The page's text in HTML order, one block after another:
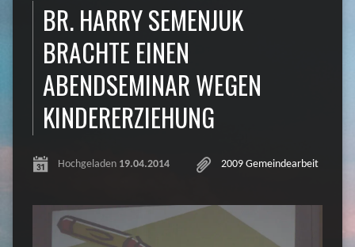
BR. HARRY SEMENJUK
BRACHTE EINEN
ABENDSEMINAR WEGEN
KINDERERZIEHUNG
Hochgeladen 19.04.2014 2009 Gemeindearbeit